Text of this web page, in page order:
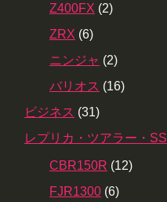
Z400FX (2)
ZRX (6)
ニンジャ (2)
バリオス (16)
ビジネス (31)
レプリカ・ツアラー・SS
CBR150R (12)
FJR1300 (6)